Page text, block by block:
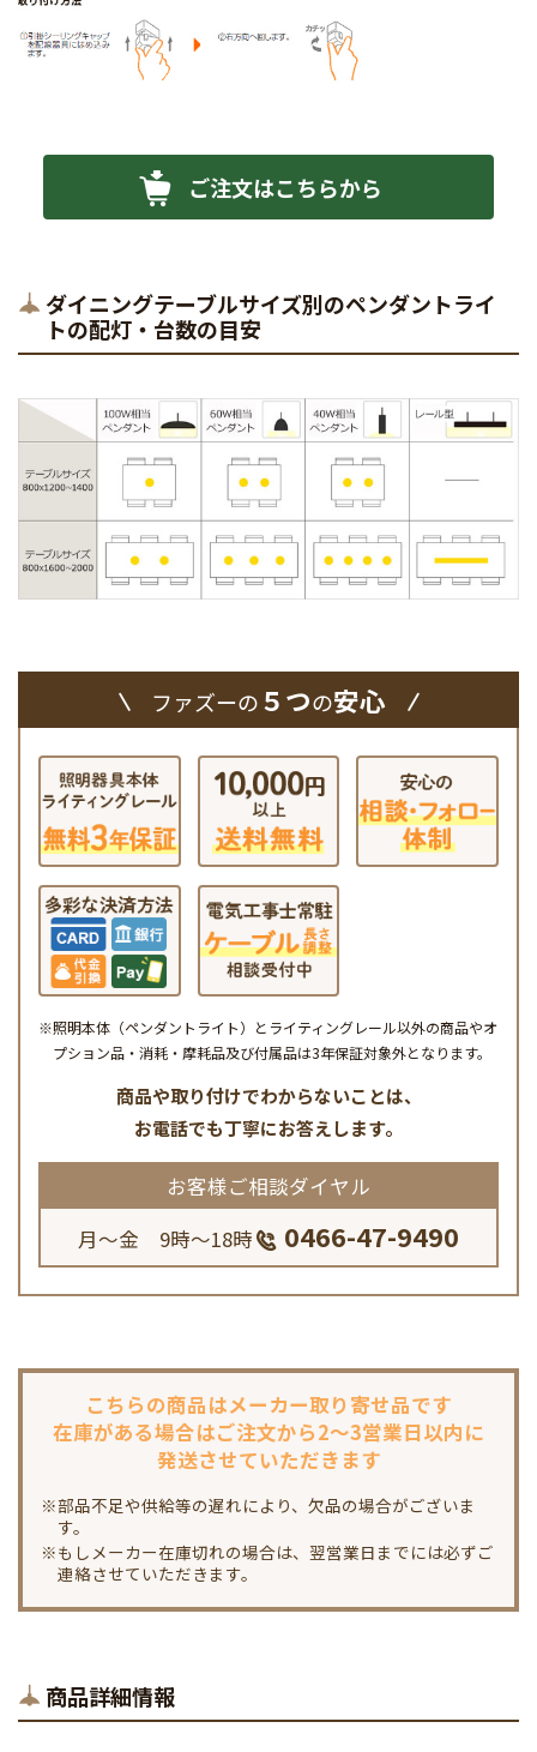
ご注文はこちらから
ダイニングテーブルサイズ別のペンダントライ
トの配灯・台数の目安
ファズーの５つの安心
※照明本体（ペンダントライト）とライティングレール以外の商品やオ
プション品・消耗・摩耗品及び付属品は3年保証対象外となります。
商品や取り付けでわからないことは、
お電話でも丁寧にお答えします。
お客様ご相談ダイヤル
月～金 9時～18時
0466-47-9490
こちらの商品はメーカー取り寄せ品です
在庫がある場合はご注文から2～3営業日以内に
発送させていただきます
※部品不足や供給等の遅れにより、欠品の場合がございま
す。
※もしメーカー在庫切れの場合は、翌営業日までには必ずご
連絡させていただきます。
商品詳細情報